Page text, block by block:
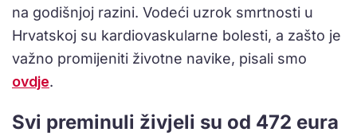
na godišnjoj razini. Vodeći uzrok smrtnosti u
Hrvatskoj su kardiovaskularne bolesti, a zašto je
važno promijeniti životne navike, pisali smo
ovdje.
Svi preminuli živjeli su od 472 eura